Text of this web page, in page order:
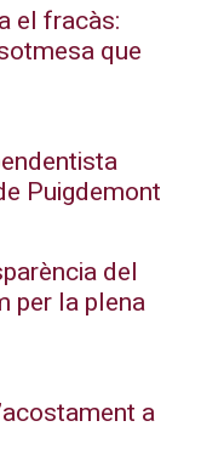
el fracàs:
que
Puigdemont
del
per la plena
a